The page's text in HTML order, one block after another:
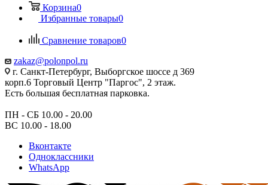
Корзина0
Избранные товары0
Сравнение товаров0
zakaz@polonpol.ru
г. Санкт-Петербург, Выборгское шоссе д 369
корп.6 Торговый Центр "Паргос", 2 этаж.
Есть большая бесплатная парковка.
ПН - СБ 10.00 - 20.00
ВС 10.00 - 18.00
Вконтакте
Одноклассники
WhatsApp